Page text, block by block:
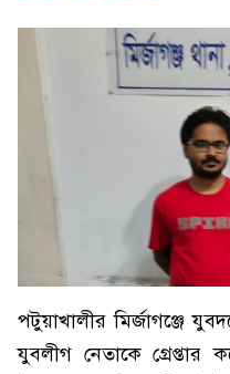
পটুয়াখালীর মির্জাগঞ্জে
যুবলীগ নেতাকে